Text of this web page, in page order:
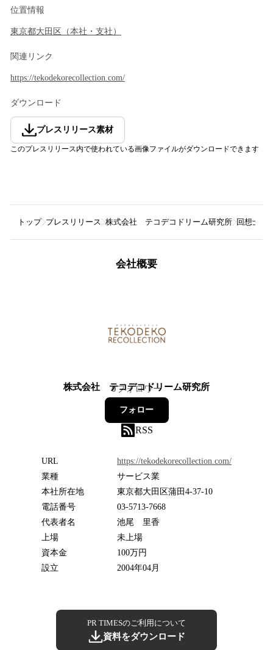
位置情報
東京都大田区 （本社・支社 ）
関連リンク
https://tekodekorecollection.com/
ダウンロード
プレスリリース素材
このプレスリリース内で使われている画像ファイルがダウンロードできます
トップ プレスリリース 株式会社 テコデコドリーム研究所 回想士の
会社概要
株式会社 テコデコドリーム研究所
0フォロワー
フォロー
RSS
URL
https://tekodekorecollection.com/
業種
サービス業
本社所在地
東京都大田区蒲田4-37-10
電話番号
03-5713-7668
代表者名
池尾 里香
上場
未上場
資本金
100万円
設立
2004年04月
PR TIMESのご利用について
資料をダウンロード